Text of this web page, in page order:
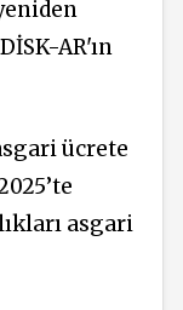
AR'ın
ücrete
asgari